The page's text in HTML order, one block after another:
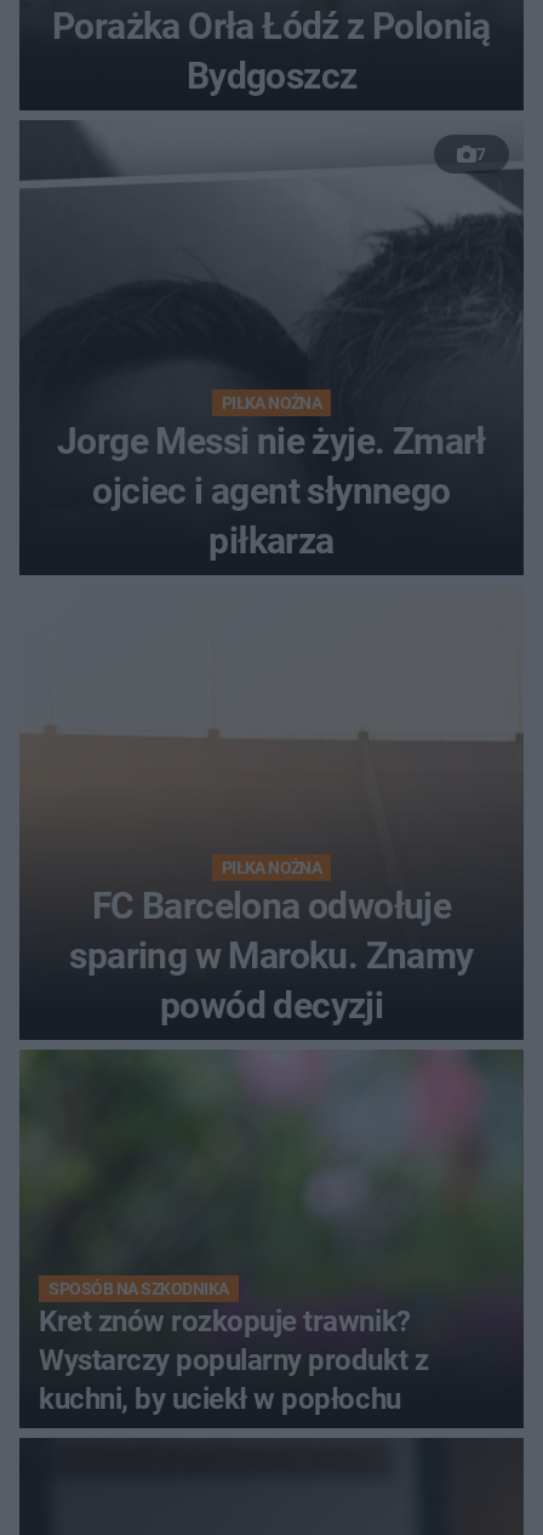
Porażka Orła Łódź z Polonią
Bydgoszcz
7
PIŁKA NOŻNA
Jorge Messi nie żyje. Zmarł
ojciec i agent słynnego
piłkarza
PIŁKA NOŻNA
FC Barcelona odwołuje
sparing w Maroku. Znamy
powód decyzji
SPOSÓB NA SZKODNIKA
Kret znów rozkopuje trawnik?
Wystarczy popularny produkt z
kuchni, by uciekł w popłochu